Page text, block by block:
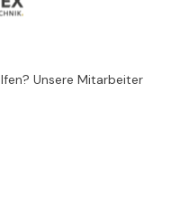
Unsere Mitarbeiter